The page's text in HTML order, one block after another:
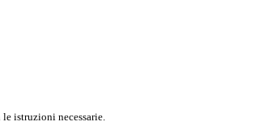
istruzioni necessarie.